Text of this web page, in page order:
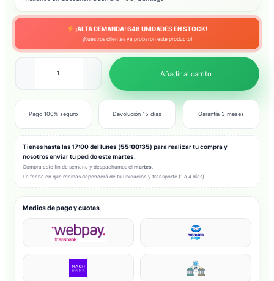
¡ALTA DEMANDA!648 UNIDADES EN STOCK!
¡Nuestros clientes ya probaron este producto!
− + Añadir al carrito
Pago 100% seguro Devolución 15 días Garantía 3 meses
Tienes hasta las17:00 del lunes (55:00:33) para realizar tu compra y
nosotros enviar tu pedido estemartes.
Compra este fin de semana y despachamos el martes
La fecha en que recibas dependerá de tu ubicación y transporte (1 a 4 días).
Medios de pago y cuotas